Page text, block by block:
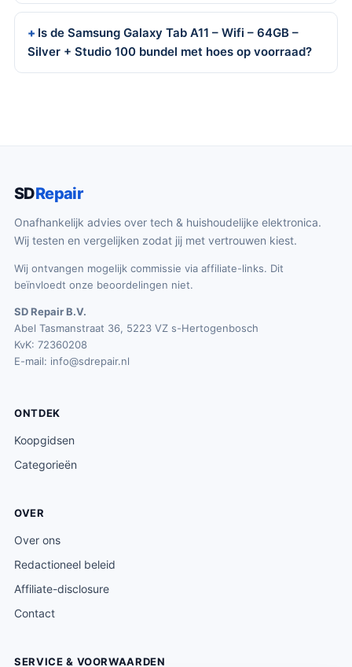
Is de Samsung Galaxy Tab A11 – Wifi – 64GB –
Silver + Studio 100 bundel met hoes op voorraad?
SDRepair
Onafhankelijk advies over tech & huishoudelijke elektronica.
Wij testen en vergelijken zodat jij met vertrouwen kiest.
Wij ontvangen mogelijk commissie via affiliate-links. Dit
beïnvloedt onze beoordelingen niet.
SD Repair B.V.
Abel Tasmanstraat 36, 5223 VZ s-Hertogenbosch
KvK: 72360208
E-mail: info@sdrepair.nl
ONTDEK
Koopgidsen
Categorieën
OVER
Over ons
Redactioneel beleid
Affiliate-disclosure
Contact
SERVICE & VOORWAARDEN